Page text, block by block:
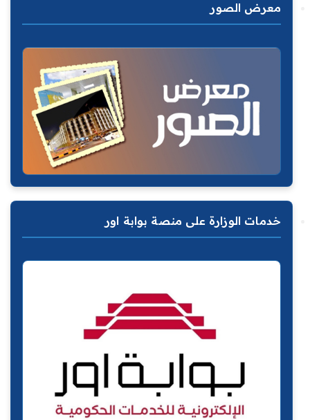
معرض الصور
خدمات الوزارة على منصة بوابة اور